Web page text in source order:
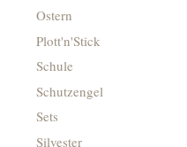
Ostern
Plott'n'Stick
Schule
Schutzengel
Sets
Silvester